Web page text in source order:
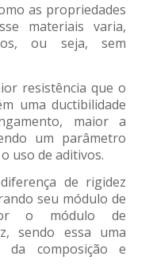
as propriedades
materiais varia,
ou seja, sem
resistência que o
uma ductibilidade
maior a
um parâmetro
uso de aditivos.
de rigidez
seu módulo de
o módulo de
sendo essa uma
da composição e